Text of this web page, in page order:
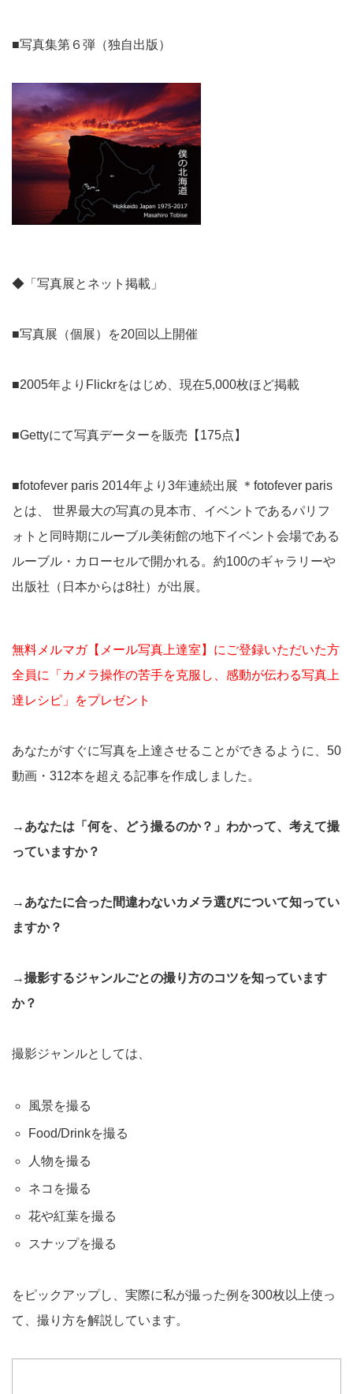
■写真集第６弾（独自出版）
◆「写真展とネット掲載」
■写真展（個展）を20回以上開催
■2005年よりFlickrをはじめ、現在5,000枚ほど掲載
■Gettyにて写真データーを販売【175点】
■fotofever paris 2014年より3年連続出展 ＊fotofever paris
とは、 世界最大の写真の見本市、イベントであるパリフ
ォトと同時期にルーブル美術館の地下イベント会場である
ルーブル・カローセルで開かれる。約100のギャラリーや
出版社（日本からは8社）が出展。
無料メルマガ【メール写真上達室】にご登録いただいた方
全員に「カメラ操作の苦手を克服し、感動が伝わる写真上
達レシピ」をプレゼント
あなたがすぐに写真を上達させることができるように、50
動画・312本を超える記事を作成しました。
→あなたは「何を、どう撮るのか？」わかって、考えて撮
っていますか？
→あなたに合った間違わないカメラ選びについて知ってい
ますか？
→撮影するジャンルごとの撮り方のコツを知っています
か？
撮影ジャンルとしては、
風景を撮る
Food/Drinkを撮る
人物を撮る
ネコを撮る
花や紅葉を撮る
スナップを撮る
をピックアップし、実際に私が撮った例を300枚以上使っ
て、撮り方を解説しています。